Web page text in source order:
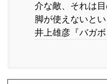
介な敵、それは目
脚が使えないと
井上雄彦『バガボ